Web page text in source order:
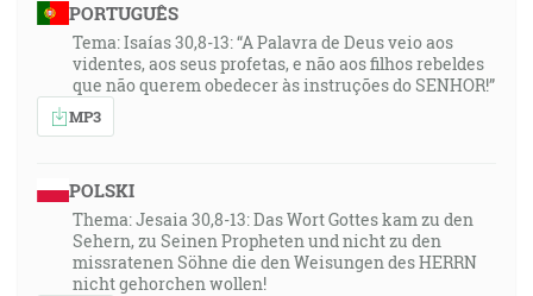
PORTUGUÊS
Tema: Isaías 30,8-13: “A Palavra de Deus veio aos
videntes, aos seus profetas, e não aos filhos rebeldes
que não querem obedecer às instruções do SENHOR!”
MP3
POLSKI
Thema: Jesaia 30,8-13: Das Wort Gottes kam zu den
Sehern, zu Seinen Propheten und nicht zu den
missratenen Söhne die den Weisungen des HERRN
nicht gehorchen wollen!